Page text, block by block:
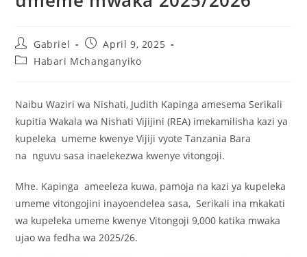
Gabriel
April 9, 2025
Habari Mchanganyiko
Naibu Waziri wa Nishati, Judith Kapinga amesema Serikali
kupitia Wakala wa Nishati Vijijini (REA) imekamilisha kazi ya
kupeleka umeme kwenye Vijiji vyote Tanzania Bara
na nguvu sasa inaelekezwa kwenye vitongoji.
Mhe. Kapinga ameeleza kuwa, pamoja na kazi ya kupeleka
umeme vitongojini inayoendelea sasa, Serikali ina mkakati
wa kupeleka umeme kwenye Vitongoji 9,000 katika mwaka
ujao wa fedha wa 2025/26.